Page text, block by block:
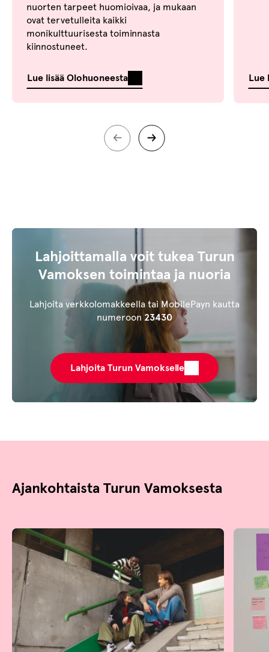
nuorten tarpeet huomioivaa, ja mukaan
ovat tervetulleita kaikki
monikulttuurisesta toiminnasta
kiinnostuneet.
Lue lisää Olohuoneesta Lue
Lahjoittamalla voit tukea Turun
Vamoksen toimintaa ja nuoria
Lahjoita verkkolomakkeella tai MobilePayn kautta
numeroon 23430
Lahjoita Turun Vamokselle
Ajankohtaista Turun Vamoksesta